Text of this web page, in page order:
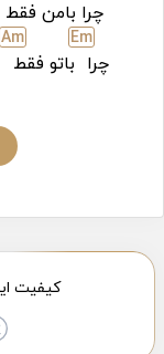
چرا بامن فقط
چرا
Em
باتو فقط
Am